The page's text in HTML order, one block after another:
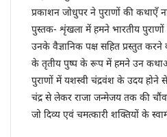
प्रकाशन जोधुपर ने पुराणों की
पुस्तक- शृंखला में हमने भारतीय
उनके वैज्ञानिक पक्ष सहित प्रस्तुत
के तृतीय पुष्प के रूप में हमने उन
पुराणों में यशस्वी चंद्रवंश के उदय होने
चंद्र से लेकर राजा जन्मेजय तक की
जो दिव्य एवं चमत्कारी शक्तियों के